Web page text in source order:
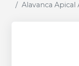
Alavanca Apical